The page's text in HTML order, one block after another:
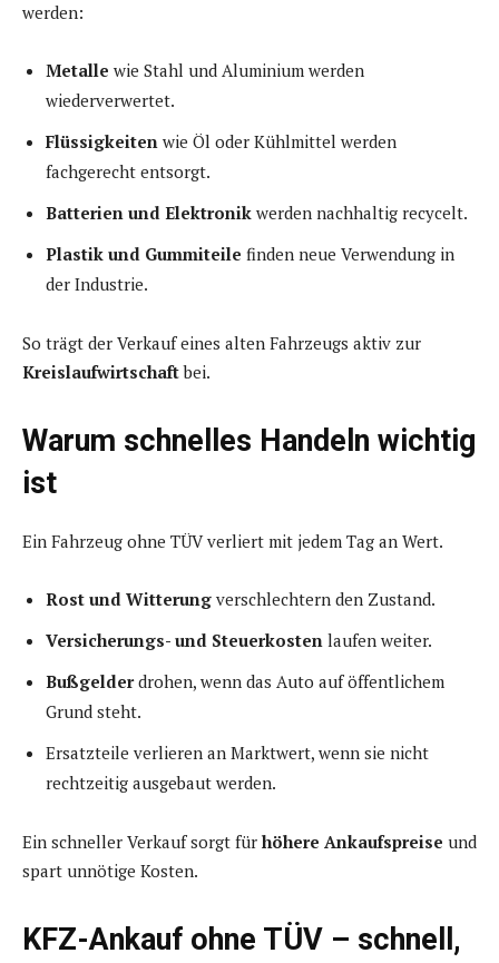
werden:
Metalle wie Stahl und Aluminium werden
wiederverwertet.
Flüssigkeiten wie Öl oder Kühlmittel werden
fachgerecht entsorgt.
Batterien und Elektronik werden nachhaltig recycelt.
Plastik und Gummiteile finden neue Verwendung in
der Industrie.
So trägt der Verkauf eines alten Fahrzeugs aktiv zur
Kreislaufwirtschaftbei.
Warum schnelles Handeln wichtig
ist
Ein Fahrzeug ohne TÜV verliert mit jedem Tag an Wert.
Rost und Witterung verschlechtern den Zustand.
Versicherungs- und Steuerkosten laufen weiter.
Bußgelderdrohen, wenn das Auto auf öffentlichem
Grund steht.
Ersatzteile verlieren an Marktwert, wenn sie nicht
rechtzeitig ausgebaut werden.
Ein schneller Verkauf sorgt für höhere Ankaufspreise und
spart unnötige Kosten.
KFZ-Ankauf ohne TÜV – schnell,